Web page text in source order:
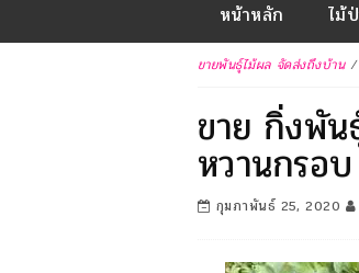
หน้าหลัก ไม้
ขายพันธุ์ไม้ผล จัดส่งถึงบ้าน/
ขาย กิ่งพั
หวานกรอบ
กุมภาพันธ์ 25, 2020